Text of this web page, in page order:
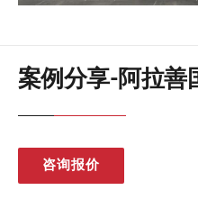
案例分享-阿拉善
咨询报价